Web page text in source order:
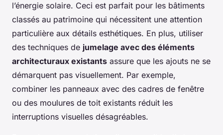
l’énergie solaire. Ceci est parfait pour les bâtiments
classés au patrimoine qui nécessitent une attention
particulière aux détails esthétiques. En plus, utiliser
des techniques de jumelage avec des éléments
architecturaux existants assure que les ajouts ne se
démarquent pas visuellement. Par exemple,
combiner les panneaux avec des cadres de fenêtre
ou des moulures de toit existants réduit les
interruptions visuelles désagréables.